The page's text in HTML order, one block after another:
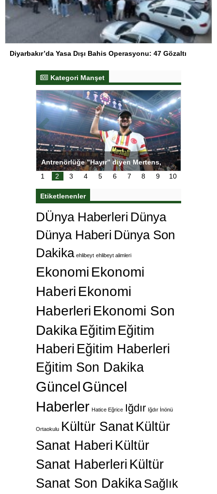
Diyarbakır’da Yasa Dışı Bahis Operasyonu: 47 Gözaltı
Kategori Manşet
diyen Mertens,
bakın ne istedi
Salihli Sporcuları Kuraş’ta
1
2 3 4 5 6 7 8 9 10
Etiketlenenler
DÜnya Haberleri Dünya
Dünya Haberi Dünya Son
Dakika ehlibeyt ehlibeyt alimleri
Ekonomi Ekonomi
Haberi Ekonomi
Haberleri Ekonomi Son
Dakika Eğitim Eğitim
Haberi Eğitim Haberleri
Eğitim Son Dakika
GüncelGüncel
Haberler Hatice Eğrice Iğdır Iğdır İnönü
Ortaokulu Kültür SanatKültür
Sanat Haberi Kültür
Sanat Haberleri Kültür
Sanat Son DakikaSağlık